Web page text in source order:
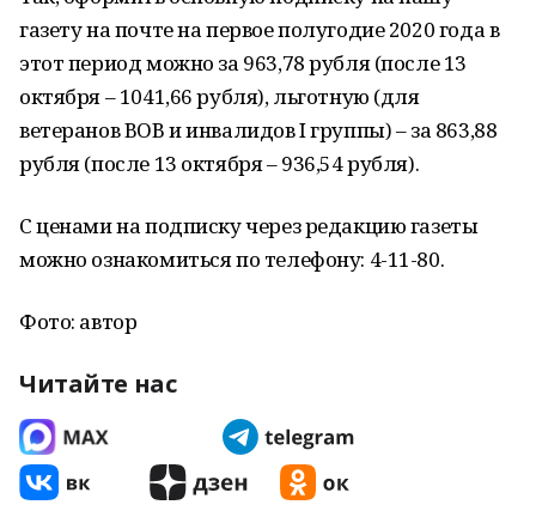
газету на почте на первое полугодие 2020 года в
этот период можно за 963,78 рубля (после 13
октября – 1041,66 рубля), льготную (для
ветеранов ВОВ и инвалидов I группы) – за 863,88
рубля (после 13 октября – 936,54 рубля).
С ценами на подписку через редакцию газеты
можно ознакомиться по телефону: 4-11-80.
Фото: автор
Читайте нас